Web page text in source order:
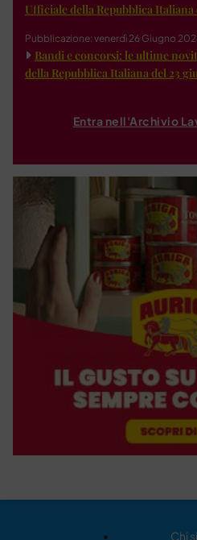
Ufficiale della Repubblica Italiana
Pubblicazione: venerdì 26 Giugno
Bandi e concorsi: le ultime
della Repubblica Italiana del 23
Entra nell'Archivio
Chi